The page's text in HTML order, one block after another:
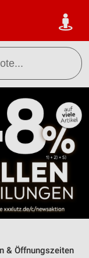
& Öffnungszeiten